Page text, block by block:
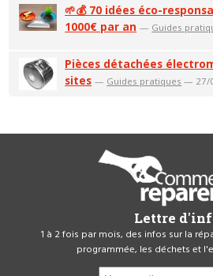
🌱💰 70 idées éco-
1000€ par an — Guides
Pièces détachées
sites — Guides pratiques — 27/
Lettre
1 à 2 fois par mois, des infos sur la
programmée, les déchets et